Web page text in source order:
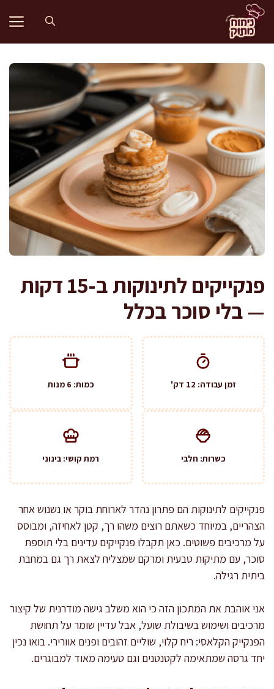
לדלג
לתוכן
פנקייקים לתינוקות ב-15 דקות
— בלי סוכר בכלל
זמן עבודה: 12 דק' כמות: 6 מנות
כשרות: חלבי רמת קושי: בינוני
פנקייקים לתינוקות הם פתרון נהדר לארוחת בוקר או נשנוש אחר
הצהריים, במיוחד כשאתם רוצים משהו רך, קטן לאחיזה, ומבוסס
על מרכיבים פשוטים. כאן תקבלו פנקייקים עדינים בלי תוספת
סוכר, עם מתיקות טבעית ומרקם שמצליח לצאת רך גם במחבת
ביתית רגילה.
אני אוהבת את המתכון הזה כי הוא משלב גישה מודרנית של קיצור
מרכיבים ושימוש בשיבולת שועל, אבל עדיין שומר על תחושת
הפנקייק הקלאסי: ריח קלוי, שוליים זהובים ופנים אוורירי. בואו נכין
יחד גרסה שמתאימה לקטנטנים וגם טעימה מאוד למבוגרים.